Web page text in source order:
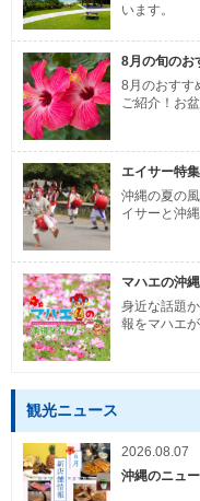
います。
8月の旬のお
8月のおすす
ご紹介！お
エイサー特集
沖縄の夏の
イサーと沖
マハエの沖
身近な話題
報をマハエ
観光ニュース
2026.08.07
沖縄のニュ